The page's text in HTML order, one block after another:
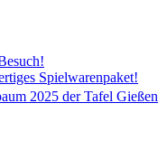
Spielwarenpaket!
2025 der Tafel Gießen